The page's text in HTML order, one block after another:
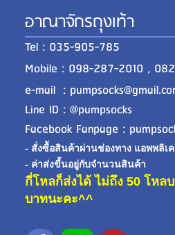
อาณาจักรถุงเท้า
Tel : 035-905-785
Mobile : 098-287-2010 ,
e-mail :
Line ID : @pumpsocks
Facebook Fanpage :
- สั่งซื้อสินค้าผ่านช่องทาง แอพพลิเ
- ค่าส่งขี้นอยู่กับจำนวนสินค้า
กี่โหลก็ส่งได้ ไม่ถึง 50 โหล
บาทนะคะ^^